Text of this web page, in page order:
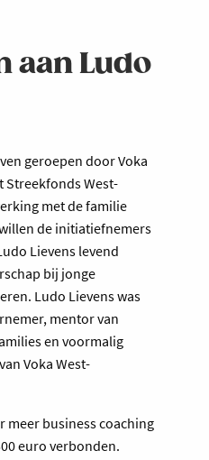
aan Ludo
geroepen door Voka
Streekfonds West-
met de familie
de initiatiefnemers
Lievens levend
bij jonge
Ludo Lievens was
mentor van
en voormalig
Voka West-
meer business coaching
euro verbonden.